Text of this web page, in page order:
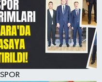
SPOR